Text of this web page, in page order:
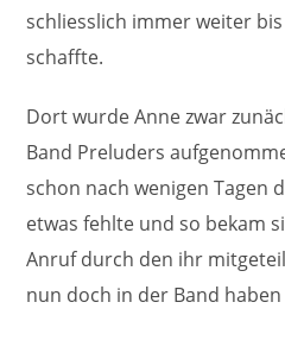
schliesslich immer weiter
schaffte.
Dort wurde Anne zwar
Band Preluders
schon nach wenigen Tagen
etwas fehlte und so bekam
Anruf durch den ihr
nun doch in der Band